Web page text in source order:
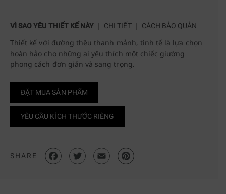
VÌ SAO YÊU THIẾT KẾ NÀY CHI TIẾT CÁCH BẢO QUẢN
Thiết kế với đường thêu thanh mảnh, tinh tế là lựa chọn
hoàn hảo cho những ai yêu thích một chiếc giường
phong cách đơn giản và sang trọng.
ĐẶT MUA SẢN PHẨM
YÊU CẦU KÍCH THƯỚC RIÊNG
SHARE